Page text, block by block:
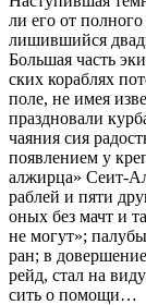
ли его от
ли­шив­ший­ся
Боль­шая часть
ских ко­раб­лях
по­ле, не имея
празд­но­ва­ли
ча­я­ния сия
по­яв­ле­ни­ем у
ал­жир­ца» Се­ит-
раб­лей и пя­ти
оных без мачт и
не мо­гут»;
ран; в
рейд, стал на
сить о по­мо­щи…